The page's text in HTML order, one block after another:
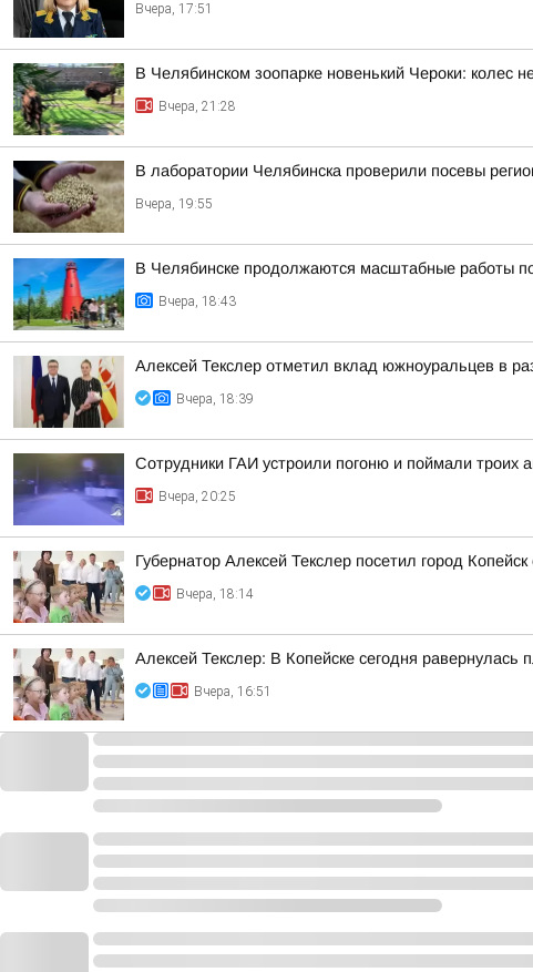
Вчера, 17:51
В Челябинском зоопарке новенький Чероки: колес
Вчера, 21:28
В лаборатории Челябинска проверили посевы
Вчера, 19:55
В Челябинске продолжаются масштабные работы
Вчера, 18:43
Алексей Текслер отметил вклад южноуральцев в
Вчера, 18:39
Сотрудники ГАИ устроили погоню и поймали троих
Вчера, 20:25
Губернатор Алексей Текслер посетил город
Вчера, 18:14
Алексей Текслер: В Копейске сегодня
Вчера, 16:51